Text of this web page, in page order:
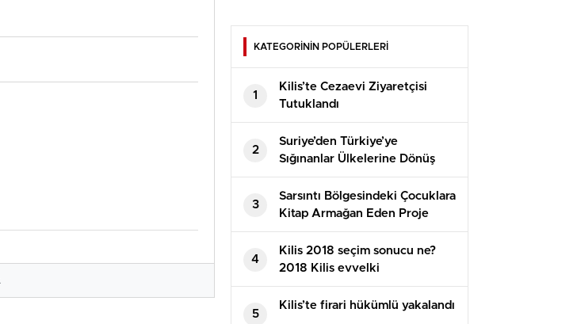
KATEGORİNİN POPÜLERLERİ
1
Kilis’te Cezaevi Ziyaretçisi
Tutuklandı
2
Suriye’den Türkiye’ye
Sığınanlar Ülkelerine Dönüş
Yapıyor
3
Sarsıntı Bölgesindeki Çocuklara
Kitap Armağan Eden Proje
4
Kilis 2018 seçim sonucu ne?
2018 Kilis evvelki
Cumhurbaşkanlığı seçimi hangi
parti kazandı? 2018 Kilis AK
5
Kilis’te firari hükümlü yakalandı